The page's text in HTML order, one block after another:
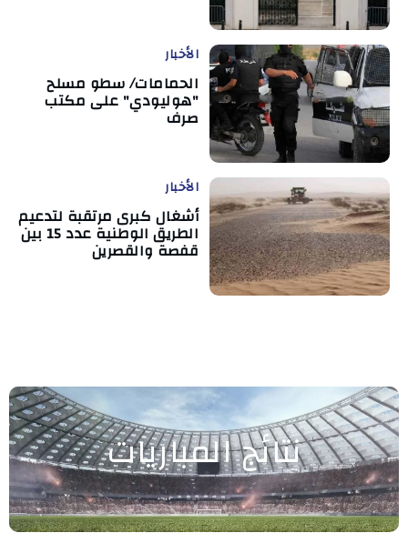
الأخبار
الحمامات/ سطو مسلح
"هوليودي" على مكتب
صرف
الأخبار
أشغال كبرى مرتقبة لتدعيم
الطريق الوطنية عدد 15 بين
قفصة والقصرين
نتائج المباريات